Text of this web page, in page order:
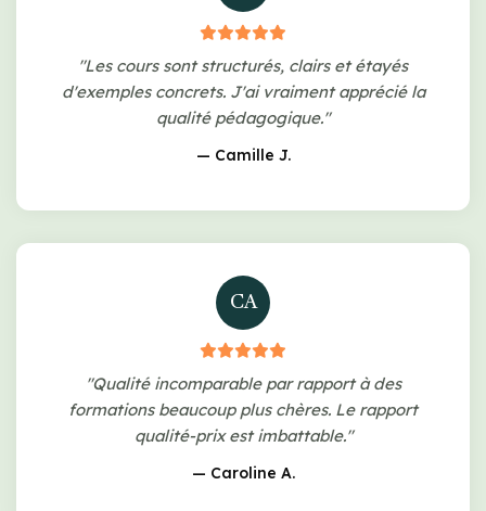
"Les cours sont structurés, clairs et étayés
d'exemples concrets. J'ai vraiment apprécié la
qualité pédagogique."
— Camille J.
CA
"Qualité incomparable par rapport à des
formations beaucoup plus chères. Le rapport
qualité-prix est imbattable."
— Caroline A.